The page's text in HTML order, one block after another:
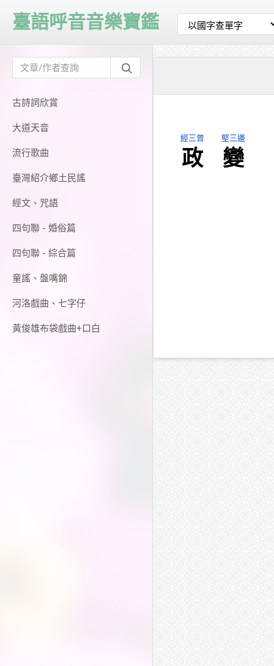
古詩詞欣賞
大道天音
流行歌曲
臺灣紹介鄉土民謠
經文、咒語
四句聯 - 婚俗篇
四句聯 - 綜合篇
童謠、盤嘴錦
河洛戲曲、七字仔
黃俊雄布袋戲曲+口白
臺語呼音音樂寶鑑
經三曾
政
堅三邊
變